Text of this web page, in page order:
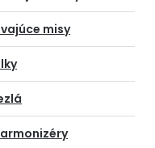
misy